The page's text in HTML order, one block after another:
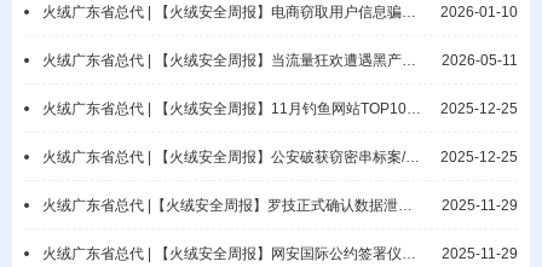
2026-01-10
火绒广东省总代 | 【火绒安全周报】电商窃取用户信息骗佣/漠视保密责任酿重大隐患
2026-05-11
火绒广东省总代 | 【火绒安全周报】当流量狂欢遭遇黑产攻击：AI Agent时代业务逻辑攻击与端侧防御范式重构
2025-12-25
火绒广东省总代 | 【火绒安全周报】11月钓鱼网站TOP10公布/网警破获抢票非法销售案
2025-12-25
火绒广东省总代 | 【火绒安全周报】公安破获窃密串标案/涉密电脑违规联网导致泄密
2025-11-29
火绒广东省总代 |【火绒安全周报】罗技正式确认数据泄露/普林斯顿大学数据库遭入侵
2025-11-29
火绒广东省总代 | 【火绒安全周报】网安国际公约签署仪式开幕/瑞典国家电网遭勒索